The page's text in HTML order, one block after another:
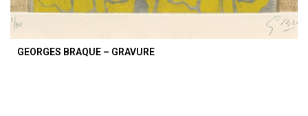
GEORGES BRAQUE – GRAVURE